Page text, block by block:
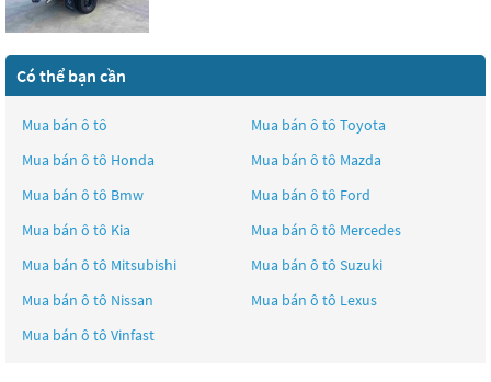
Có thể bạn cần
Mua bán ô tô Mua bán ô tô Toyota
Mua bán ô tô Honda Mua bán ô tô Mazda
Mua bán ô tô Bmw Mua bán ô tô Ford
Mua bán ô tô Kia Mua bán ô tô Mercedes
Mua bán ô tô Mitsubishi Mua bán ô tô Suzuki
Mua bán ô tô Nissan Mua bán ô tô Lexus
Mua bán ô tô Vinfast